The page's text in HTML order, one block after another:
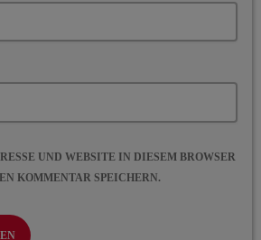
UND WEBSITE IN DIESEM BROWSER
KOMMENTAR SPEICHERN.